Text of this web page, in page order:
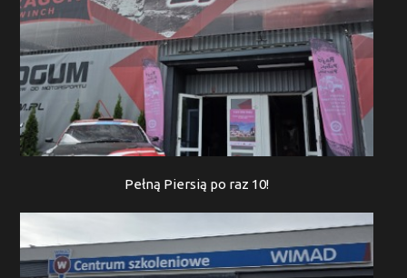
Pełną Piersią po raz 10!